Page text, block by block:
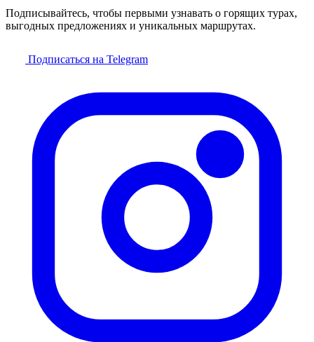
Подписывайтесь, чтобы первыми узнавать о горящих турах,
выгодных предложениях и уникальных маршрутах.
Подписаться на Telegram